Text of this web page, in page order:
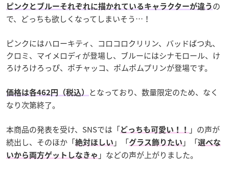
ピンクとブルーそれぞれに描かれているキャラクターが違う の
で、どっちも欲しくなってしまいそう…！
ピンクにはハローキティ、コロコロクリリン、バッドばつ丸、
クロミ、マイメロディが登場し、ブルーにはシナモロール、け
ろけろけろっぴ、ポチャッコ、ポムポムプリンが登場です。
価格は各462円（税込）
となっており、数量限定のため、なく
なり次第終了。
本商品の発表を受け、SNSでは「どっちも可愛い！！
」の声が
続出し、そのほか「絶対ほしい 」「グラス飾りたい 」「選べな
いから両方ゲットしなきゃ 」などの声が上がりました。